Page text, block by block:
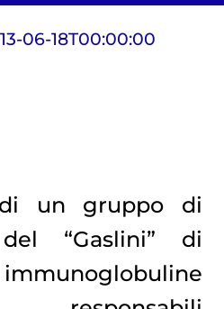
06-18T00:00:00
un gruppo di
“Gaslini” di